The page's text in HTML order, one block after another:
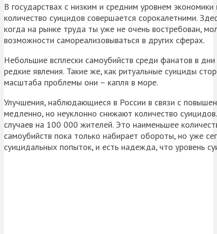
В государствах с низким и средним уровнем
количество суицидов совершается сорокалетними.
когда на рынке труда ты уже не очень востребован,
возможности самореализовываться в других сферах.
Небольшие всплески самоубийств среди фанатов в
редкие явления. Такие же, как ритуальные суициды
масштаба проблемы они – капля в море.
Улучшения, наблюдающиеся в России в связи с
медленно, но неуклонно снижают количество
случаев на 100 000 жителей. Это наименьшее
самоубийств пока только набирает обороты, но уже
суицидальных попыток, и есть надежда, что уровень